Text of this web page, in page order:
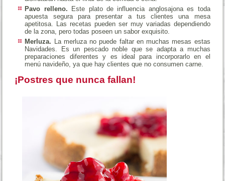
Pavo relleno. Este plato de influencia anglosajona es toda
apuesta segura para presentar a tus clientes una mesa
apetitosa. Las recetas pueden ser muy variadas dependiendo
de la zona, pero todas poseen un sabor exquisito.
Merluza. La merluza no puede faltar en muchas mesas estas
Navidades. Es un pescado noble que se adapta a muchas
preparaciones diferentes y es ideal para incorporarlo en el
menú navideño, ya que hay clientes que no consumen carne.
¡Postres que nunca fallan!